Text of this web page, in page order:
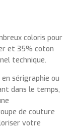
coloris pour
et 35% coton
technique.
sérigraphie ou
dans le temps,
de couture
votre